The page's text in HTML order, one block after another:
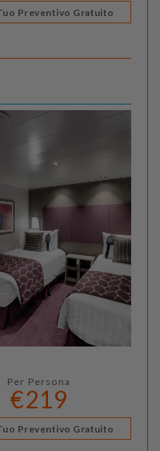
Preventivo Gratuito
Per Persona
€219
Preventivo Gratuito